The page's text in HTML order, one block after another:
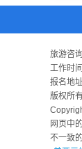
旅游咨询
工作时
报名地址
版权所
网页中
不一致